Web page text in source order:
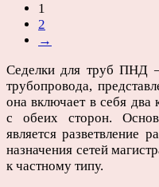
1
2
→
Седелки для труб ПНД
трубопровода,
она включает в себя
с обеих сторон.
является разветвление
назначения сетей
к частному типу.